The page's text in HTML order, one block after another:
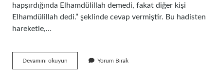
hapşırdığında Elhamdülillah demedi, fakat diğer kişi
Elhamdülillah dedi.” şeklinde cevap vermiştir. Bu hadisten
hareketle,…
Devamını okuyun Elhamdülillah
Dedikten
Yorum Bırak